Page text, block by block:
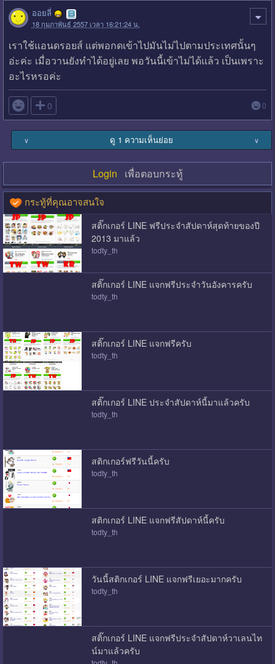
ออยลี่
18 กุมภาพันธ์ 2557 เวลา 16:21:24 น.
เราใช้แอนดรอยส์ แต่พอกดเข้าไปมันไม่ไปตามประเทศนั้นๆ
อ่ะค่ะ เมื่อวานยังทำได้อยู่เลย พอวันนี้เข้าไม่ได้แล้ว เป็นเพราะ
อะไรหรอค่ะ
 0 0
∨ ดู 1 ความเห็นย่อย ∨
Login เพื่อตอบกระทู้
กระทู้ที่คุณอาจสนใจ
สติ๊กเกอร์ LINE ฟรีประจำสัปดาห์สุดท้ายของปี
2013 มาแล้ว
todty_th
สติ๊กเกอร์ LINE แจกฟรีประจำวันอังคารครับ
todty_th
สติ๊กเกอร์ LINE แจกฟรีครับ
todty_th
สติ๊กเกอร์ LINE ประจำสัปดาห์นี้มาแล้วครับ
todty_th
สติกเกอร์ฟรีวันนี้ครับ
todty_th
สติกเกอร์ LINE แจกฟรีสัปดาห์นี้ครับ
todty_th
วันนี้สติกเกอร์ LINE แจกฟรีเยอะมากครับ
todty_th
สติ๊กเกอร์ LINE แจกฟรีประจำสัปดาห์วาเลนไท
น์มาแล้วครับ